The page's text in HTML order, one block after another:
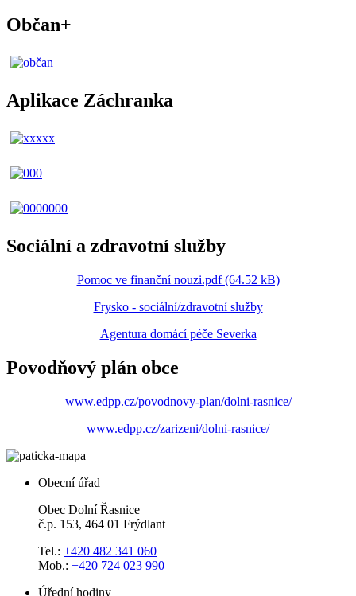
Občan+
Aplikace Záchranka
Sociální a zdravotní služby
Pomoc ve finanční nouzi.pdf (64.52 kB)
Frysko - sociální/zdravotní služby
Agentura domácí péče Severka
Povodňový plán obce
www.edpp.cz/povodnovy-plan/dolni-rasnice/
www.edpp.cz/zarizeni/dolni-rasnice/
Obecní úřad
Obec Dolní Řasnice
č.p. 153, 464 01 Frýdlant
Tel.: +420 482 341 060
Mob.: +420 724 023 990
Úřední hodiny